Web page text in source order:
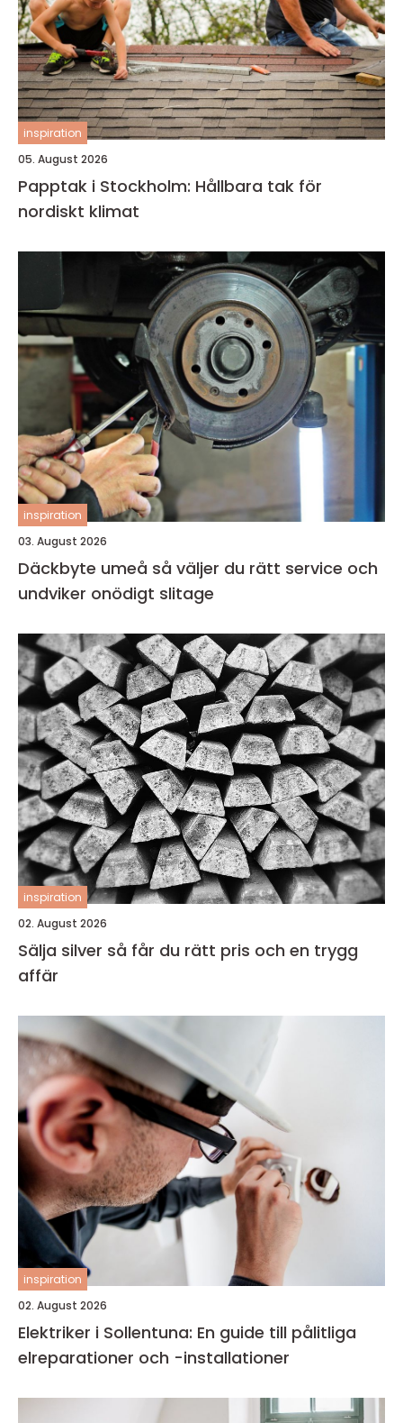
inspiration
05. August 2026
Papptak i Stockholm: Hållbara tak för
nordiskt klimat
inspiration
03. August 2026
Däckbyte umeå så väljer du rätt service och
undviker onödigt slitage
inspiration
02. August 2026
Sälja silver så får du rätt pris och en trygg
affär
inspiration
02. August 2026
Elektriker i Sollentuna: En guide till pålitliga
elreparationer och -installationer